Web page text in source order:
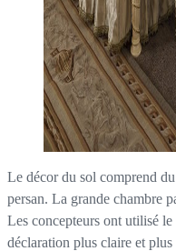
Le décor du sol comprend
persan. La grande chambre
Les concepteurs ont utilisé
déclaration plus claire et